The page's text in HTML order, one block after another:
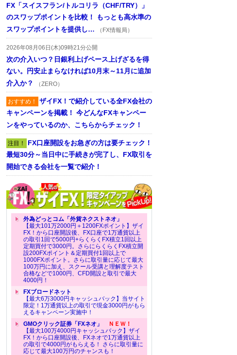
FX「スイスフラン/トルコリラ（CHF/TRY）」
のスワップポイントを比較！ もっとも高水準の
スワップポイントを提供し…
（FX情報局）
2026年08月06日(木)09時21分公開
次の介入いつ？日銀利上げペース上げざるを得
ない。円安止まらなければ10月末～11月に追加
介入か？
（ZERO）
おすすめ！ ザイFX！で紹介している全FX会社の
キャンペーンを掲載！ 今どんなFXキャンペー
ンをやっているのか、こちらからチェック！
注目！ FX口座開設をお急ぎの方は要チェック！
最短30分～当日中に手続きが完了し、FX取引を
開始できる会社を一覧で紹介！
外為どっとコム「外貨ネクストネオ」
【最大101万2000円＋1200FXポイント】ザイ
FX！から口座開設後、FX口座で1万通貨以上
の取引1回で5000円+らくらくFX積立1回以上
定期買付で3000円。さらにらくらくFX積立開
設200FXポイント＆定期買付1回以上で
1000FXポイント。さらに取引量に応じて最大
100万円に加え、スクール受講と理解度テスト
合格などで1000円、CFD開設と取引で最大
4000円！
FXブロードネット
【最大6万3000円キャッシュバック】当サイト
限定！1万通貨以上の取引で現金3000円がもら
えるキャンペーン実施中！
GMOクリック証券「FXネオ」
ＮＥＷ！
【最大100万4000円キャッシュバック】ザイ
FX！から口座開設後、FXネオで1万通貨以上
の取引で4000円がもらえる！ さらに取引量に
応じて最大100万円のチャンスも！